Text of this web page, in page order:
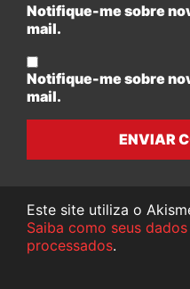
Notifique-me sobre
mail.
Notifique-me sobre
mail.
ENVIAR
Este site utiliza o
Saiba como seus
processados.